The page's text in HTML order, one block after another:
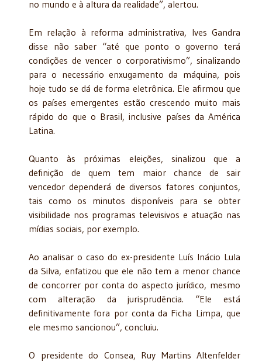
no mundo e à altura da realidade”, alertou.
Em relação à reforma administrativa, Ives Gandra
disse não saber “até que ponto o governo terá
condições de vencer o corporativismo”, sinalizando
para o necessário enxugamento da máquina, pois
hoje tudo se dá de forma eletrônica. Ele afirmou que
os países emergentes estão crescendo muito mais
rápido do que o Brasil, inclusive países da América
Latina.
Quanto às próximas eleições, sinalizou que a
definição de quem tem maior chance de sair
vencedor dependerá de diversos fatores conjuntos,
tais como os minutos disponíveis para se obter
visibilidade nos programas televisivos e atuação nas
mídias sociais, por exemplo.
Ao analisar o caso do ex-presidente Luís Inácio Lula
da Silva, enfatizou que ele não tem a menor chance
de concorrer por conta do aspecto jurídico, mesmo
com alteração da jurisprudência. “Ele está
definitivamente fora por conta da Ficha Limpa, que
ele mesmo sancionou”, concluiu.
O presidente do Consea, Ruy Martins Altenfelder